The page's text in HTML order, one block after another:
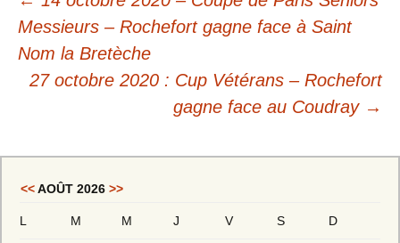
Messieurs – Rochefort gagne face à Saint
Nom la Bretèche
27 octobre 2020 : Cup Vétérans – Rochefort
gagne face au Coudray →
<<AOÛT 2026 >>
L M M J V S D